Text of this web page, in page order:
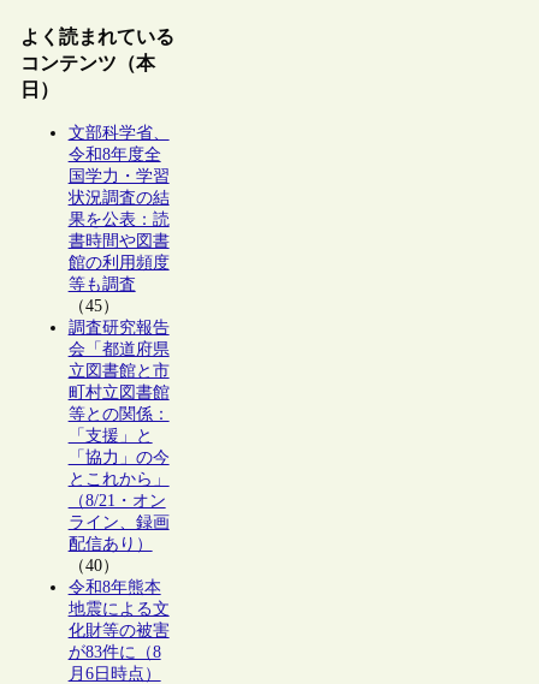
よく読まれている
コンテンツ（本
日）
文部科学省、
令和8年度全
国学力・学習
状況調査の結
果を公表：読
書時間や図書
館の利用頻度
等も調査
（45）
調査研究報告
会「都道府県
立図書館と市
町村立図書館
等との関係：
「支援」と
「協力」の今
とこれから」
（8/21・オン
ライン、録画
配信あり）
（40）
令和8年熊本
地震による文
化財等の被害
が83件に（8
月6日時点）